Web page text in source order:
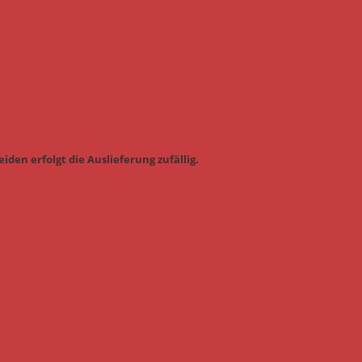
erfolgt die Auslieferung zufällig.